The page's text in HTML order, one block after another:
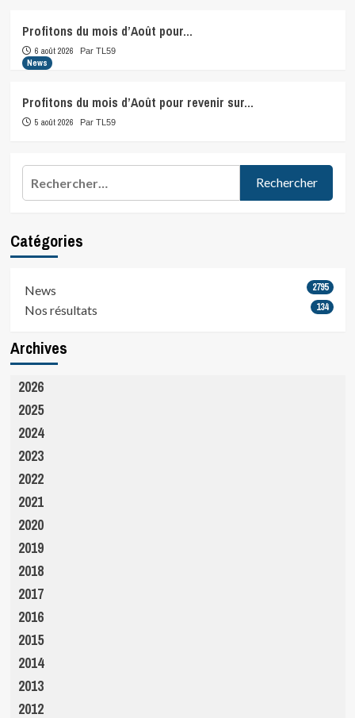
Profitons du mois d’Août pour…
6 août 2026 Par TL59
News
Profitons du mois d’Août pour revenir sur…
5 août 2026 Par TL59
Catégories
News 2795
Nos résultats 134
Archives
2026
2025
2024
2023
2022
2021
2020
2019
2018
2017
2016
2015
2014
2013
2012